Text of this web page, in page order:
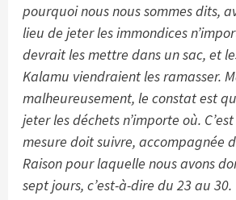
pourquoi nous nous sommes dits,
lieu de jeter les immondices
devrait les mettre dans un sac, et
Kalamu viendraient les ramasser.
malheureusement, le constat est
jeter les déchets n’importe où.
mesure doit suivre, accompagnée
Raison pour laquelle nous avons
sept jours, c’est-à-dire du 23 au